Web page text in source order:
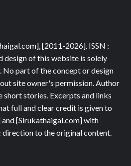
[2011-2026]. ISSN :
design of this website is solely
No part of the concept or design
site owner's permission. Author
short stories. Excerpts and links
full and clear credit is given to
[Sirukathaigal.com] with
to the original content.